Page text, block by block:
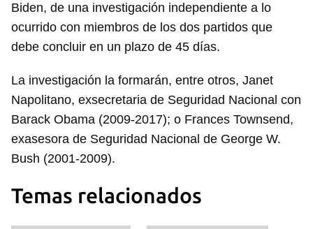
Guardar como favorito
Biden, de una investigación independiente a lo
ocurrido con miembros de los dos partidos que
debe concluir en un plazo de 45 días.
La investigación la formarán, entre otros, Janet
Napolitano, exsecretaria de Seguridad Nacional con
Barack Obama (2009-2017); o Frances Townsend,
exasesora de Seguridad Nacional de George W.
Bush (2001-2009).
Temas relacionados